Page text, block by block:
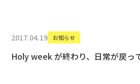
2017.04.19 お知らせ
Holy week が終わり、日常が戻っ